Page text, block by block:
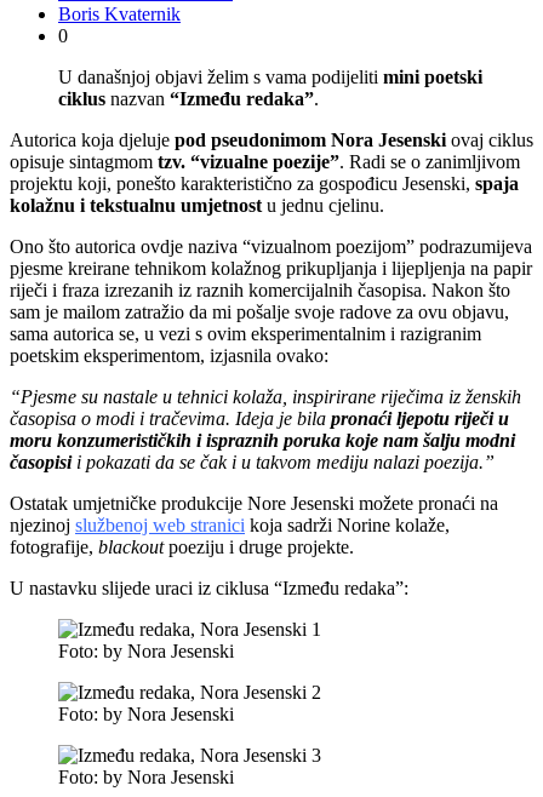
Boris Kvaternik
0
U današnjoj objavi želim s vama podijeliti mini poetski
ciklus nazvan “Između redaka”.
Autorica koja djeluje pod pseudonimom Nora Jesenski ovaj ciklus
opisuje sintagmom tzv. “vizualne poezije”. Radi se o zanimljivom
projektu koji, ponešto karakteristično za gospođicu Jesenski, spaja
kolažnu i tekstualnu umjetnost u jednu cjelinu.
Ono što autorica ovdje naziva “vizualnom poezijom” podrazumijeva
pjesme kreirane tehnikom kolažnog prikupljanja i lijepljenja na papir
riječi i fraza izrezanih iz raznih komercijalnih časopisa. Nakon što
sam je mailom zatražio da mi pošalje svoje radove za ovu objavu,
sama autorica se, u vezi s ovim eksperimentalnim i razigranim
poetskim eksperimentom, izjasnila ovako:
“Pjesme su nastale u tehnici kolaža, inspirirane riječima iz ženskih
časopisa o modi i tračevima. Ideja je bila pronaći ljepotu riječi u
moru konzumerističkih i ispraznih poruka koje nam šalju modni
časopisii pokazati da se čak i u takvom mediju nalazi poezija.”
Ostatak umjetničke produkcije Nore Jesenski možete pronaći na
njezinoj službenoj web stranici koja sadrži Norine kolaže,
fotografije, blackoutpoeziju i druge projekte.
U nastavku slijede uraci iz ciklusa “Između redaka”:
Foto: by Nora Jesenski
Foto: by Nora Jesenski
Foto: by Nora Jesenski